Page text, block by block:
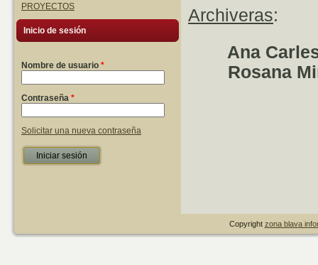
PROYECTOS
Inicio de sesión
Nombre de usuario *
Contraseña *
Solicitar una nueva contraseña
Archiveras:
Ana
Rosana
Copyright zona blava